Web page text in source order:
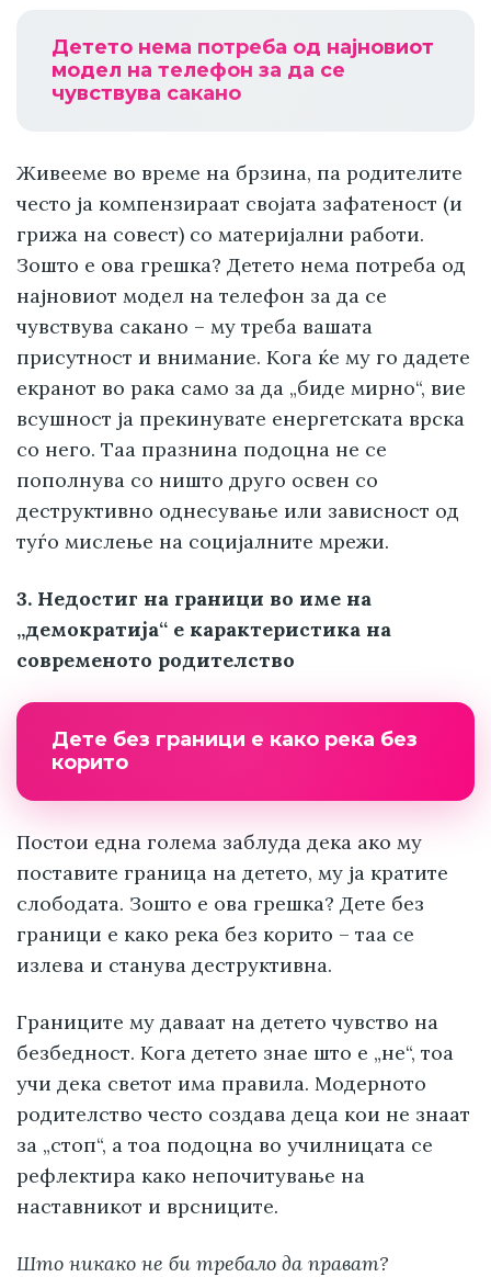
Детето нема потреба од најновиот
модел на телефон за да се
чувствува сакано
Живееме во време на брзина, па родителите
често ја компензираат својата зафатеност (и
грижа на совест) со материјални работи.
Зошто е ова грешка? Детето нема потреба од
најновиот модел на телефон за да се
чувствува сакано – му треба вашата
присутност и внимание. Кога ќе му го дадете
екранот во рака само за да „биде мирно“, вие
всушност ја прекинувате енергетската врска
со него. Таа празнина подоцна не се
пополнува со ништо друго освен со
деструктивно однесување или зависност од
туѓо мислење на социјалните мрежи.
3. Недостиг на граници во име на
„демократија“ е карактеристика на
современото родителство
Дете без граници е како река без
корито
Постои една голема заблуда дека ако му
поставите граница на детето, му ја кратите
слободата. Зошто е ова грешка? Дете без
граници е како река без корито – таа се
излева и станува деструктивна.
Границите му даваат на детето чувство на
безбедност. Кога детето знае што е „не“, тоа
учи дека светот има правила. Модерното
родителство често создава деца кои не знаат
за „стоп“, а тоа подоцна во училницата се
рефлектира како непочитување на
наставникот и врсниците.
Што никако не би требало да прават?